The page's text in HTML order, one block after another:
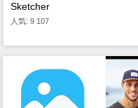
Sketcher
人気: 9 107